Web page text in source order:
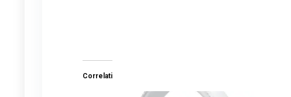
Correlati